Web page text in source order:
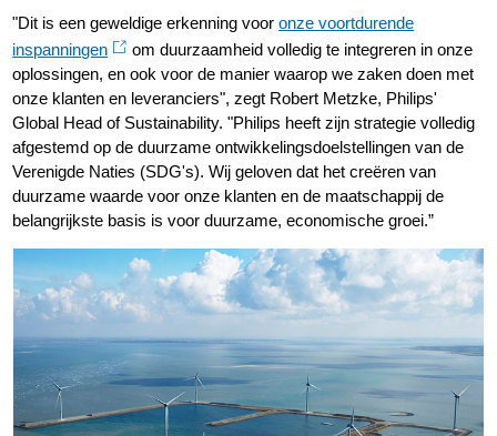
"Dit is een geweldige erkenning vooronze voortdurende
inspanningen
om duurzaamheid volledig te integreren in onze
oplossingen, en ook voor de manier waarop we zaken doen met
onze klanten en leveranciers", zegt Robert Metzke, Philips'
Global Head of Sustainability. "Philips heeft zijn strategie volledig
afgestemd op de duurzame ontwikkelingsdoelstellingen van de
Verenigde Naties (SDG's). Wij geloven dat het creëren van
duurzame waarde voor onze klanten en de maatschappij de
belangrijkste basis is voor duurzame, economische groei.”